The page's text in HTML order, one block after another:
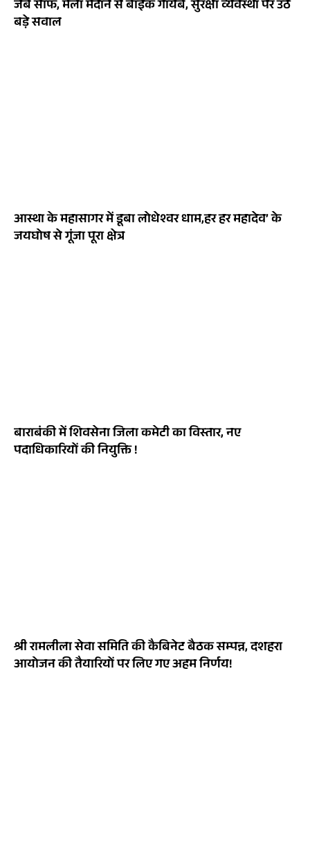
जेब साफ, मेला मैदान से बाइक गायब, सुरक्षा व्यवस्था पर उठे
बड़े सवाल
आस्था के महासागर में डूबा लोधेश्वर धाम,हर हर महादेव’ के
जयघोष से गूंजा पूरा क्षेत्र
बाराबंकी में शिवसेना जिला कमेटी का विस्तार, नए
पदाधिकारियों की नियुक्ति !
श्री रामलीला सेवा समिति की कैबिनेट बैठक सम्पन्न, दशहरा
आयोजन की तैयारियों पर लिए गए अहम निर्णय!